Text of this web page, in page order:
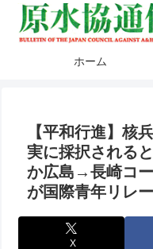
ホーム
【平和行進】核
実に採択される
か広島→長崎コ
が国際青年リレ
X